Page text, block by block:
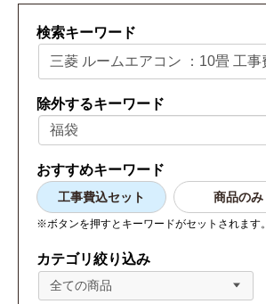
検索キーワード
除外するキーワード
おすすめキーワード
工事費込セット 商品のみ
※ボタンを押すとキーワードがセットされます。
カテゴリ絞り込み
全ての商品